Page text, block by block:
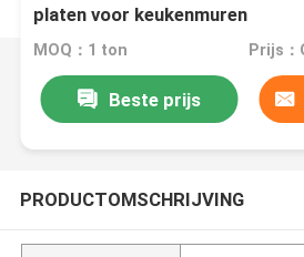
platen voor keukenmuren
MOQ：1 ton Prijs
Beste prijs
PRODUCTOMSCHRIJVING